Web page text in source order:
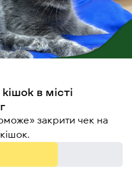
в місті
закрити чек на